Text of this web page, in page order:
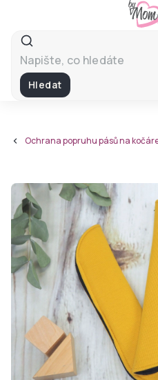
obsah
Hledat
Ochrana popruhu pásů na